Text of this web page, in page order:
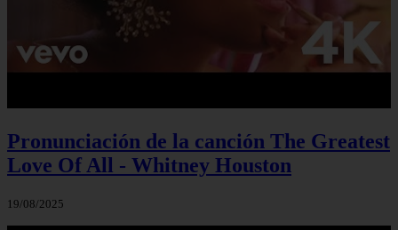
Pronunciación de la canción The Greatest
Love Of All - Whitney Houston
19/08/2025